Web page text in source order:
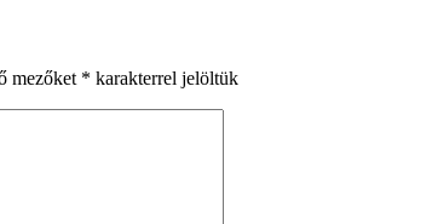
mezőket * karakterrel jelöltük